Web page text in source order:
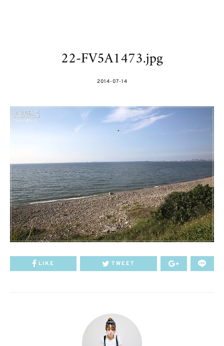
22-FV5A1473.jpg
POSTED
2014-07-14
LIKE TWEET